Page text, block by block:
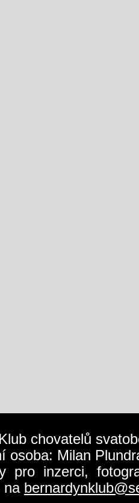
chovatelů
osoba: Milan
pro inzerci,
na